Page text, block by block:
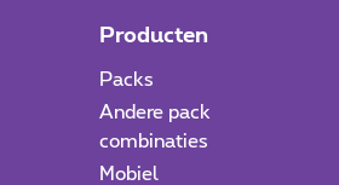
Producten
Packs
Andere pack
combinaties
Mobiel